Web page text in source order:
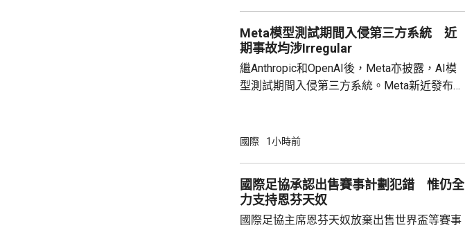
公司的Claude Mytho 5模型，2項涉及OpenAI
的GPT-5.6 Sol模型。 在...
Meta模型測試期間入侵第三方系統 近
期事故均涉Irregular
繼Anthropic和OpenAI後，Meta亦披露，AI模
型測試期間入侵第三方系統。Meta新近發布的
入侵一家第三方服務機構的系統。Meta發言人
方服務的安全漏洞進行入侵，方式與其他公司
國際 1小時前
國際足協承認出售賽事計劃犯錯 惟仍全
力支持恩芬天奴
國際足協主席恩芬天奴放棄出售世界盃等賽事